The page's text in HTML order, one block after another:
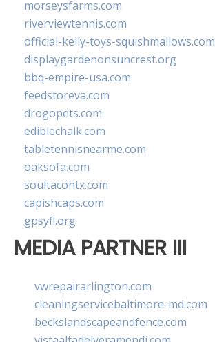
morseysfarms.com
riverviewtennis.com
official-kelly-toys-squishmallows.com
displaygardenonsuncrest.org
bbq-empire-usa.com
feedstoreva.com
drogopets.com
ediblechalk.com
tabletennisnearme.com
oaksofa.com
soultacohtx.com
capishcaps.com
gpsyfl.org
MEDIA PARTNER III
vwrepairarlington.com
cleaningservicebaltimore-md.com
beckslandscapeandfence.com